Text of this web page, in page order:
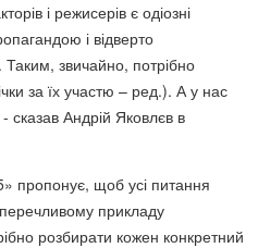
і режисерів є одіозні
і відверто
звичайно, потрібно
за їх участю – ред.). А у нас
сказав Андрій Яковлєв в
пропонує, щоб усі питання
прикладу
розбирати кожен конкретний